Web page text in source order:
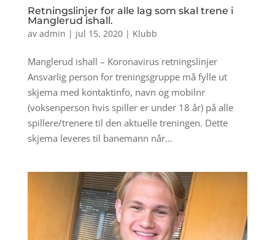
Retningslinjer for alle lag som skal trene i
Manglerud ishall.
av admin | jul 15, 2020| Klubb
Manglerud ishall – Koronavirus retningslinjer
Ansvarlig person for treningsgruppe må fylle ut
skjema med kontaktinfo, navn og mobilnr
(voksenperson hvis spiller er under 18 år) på alle
spillere/trenere til den aktuelle treningen. Dette
skjema leveres til banemann når...